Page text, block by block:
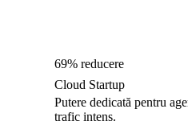
69% reducere
Cloud Startup
Putere dedicată pentru
trafic intens.